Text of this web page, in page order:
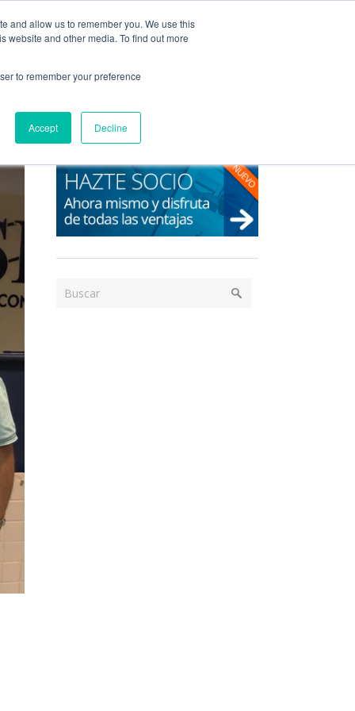
and allow us to remember you. We use this
website and other media. To find out more
to remember your preference
Accept Decline
Acceso / Registro
SERVICIOS PUBLICACIONES